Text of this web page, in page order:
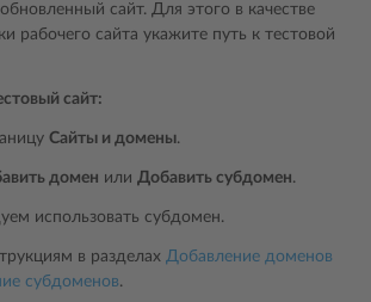
сайт. Для этого в качестве
рабочего сайта укажите путь к тестовой
сайт:
Сайты и домены.
домен или Добавить субдомен.
использовать субдомен.
в разделах Добавление доменов
субдоменов.